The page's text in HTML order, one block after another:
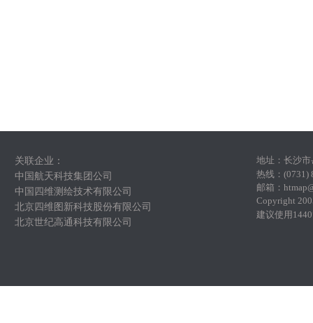
关联企业：
中国航天科技集团公司
中国四维测绘技术有限公司
北京四维图新科技股份有限公司
北京世纪高通科技有限公司
地址： 长沙市
热线：(0731)
邮箱：
Copyright
建议使用